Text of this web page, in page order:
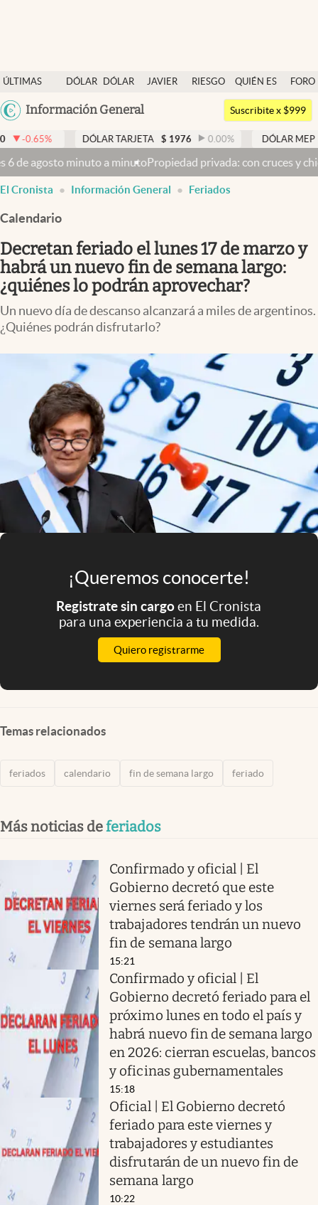
ÚLTIMAS
NOTICIAS
DÓLAR
DÓLAR
JAVIER
RIESGO
QUIÉN ES
QUIÉN
FORO
Argentina
México
Información General
Dólar
Members
Economía y Política
Finanzas y Mercados
Mercados Online
Negocios
Columnistas
Otras secciones
Infotechnology
Clase
Mundial 2026
Eventos Corporativos
El Cronista Studio
Mediakit
abre en nueva pestaña
Argentina
Suscribite x $999
DÓLAR TARJETA $ 1976 0.00% DÓLAR MEP $ 1521,52
Propiedad privada: con cruces y chicanas, el Senado discute el
El Cronista Información General Feriados
Calendario
Decretan feriado el lunes 17 de marzo y
habrá un nuevo fin de semana largo:
¿quiénes lo podrán aprovechar?
Un nuevo día de descanso alcanzará a miles de argentinos.
¿Quiénes podrán disfrutarlo?
¡Queremos conocerte!
Registrate sin cargoen El Cronista
para una experiencia a tu medida.
Quiero registrarme
Temas relacionados
feriados calendario fin de semana largo feriado
Más noticias deferiados
Confirmado y oficial | El
Gobierno decretó que este
viernes será feriado y los
trabajadores tendrán un nuevo
fin de semana largo
15:21
Confirmado y oficial | El
Gobierno decretó feriado para el
próximo lunes en todo el país y
habrá nuevo fin de semana largo
en 2026: cierran escuelas, bancos
y oficinas gubernamentales
15:18
Oficial | El Gobierno decretó
feriado para este viernes y
trabajadores y estudiantes
disfrutarán de un nuevo fin de
semana largo
10:22